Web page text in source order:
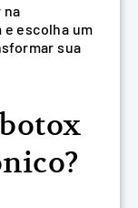
na
escolha um
sua